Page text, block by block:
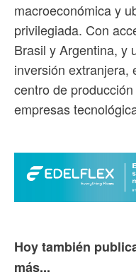
macroeconómica y
privilegiada. Con
Brasil y Argentina, y
inversión extranjera,
centro de
empresas
Hoy también
más...